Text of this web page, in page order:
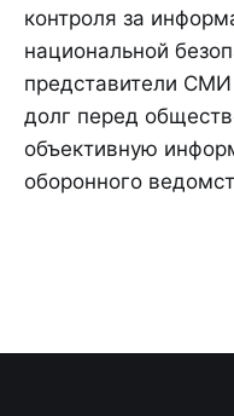
контроля за
национальной
представители
долг перед
объективную
оборонного